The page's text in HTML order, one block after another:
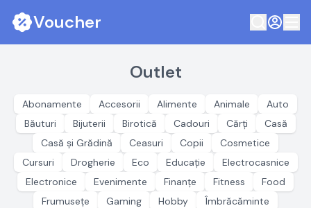
Voucher
Outlet
Abonamente Accesorii Alimente Animale
Auto
Băuturi
Bijuterii Birotică Cadouri Cărți
Casă
Casă și Grădină
Ceasuri Copii
Cosmetice
Cursuri
Drogherie Eco Educație
Electrocasnice
Electronice
Evenimente Finanțe Fitness
Food
Frumusețe
Gaming Hobby
Îmbrăcăminte